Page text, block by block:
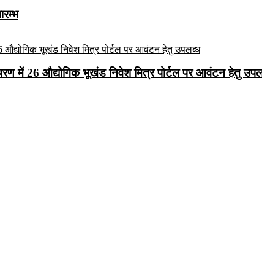
में 26 औद्योगिक भूखंड निवेश मित्र पोर्टल पर आवंटन हेतु